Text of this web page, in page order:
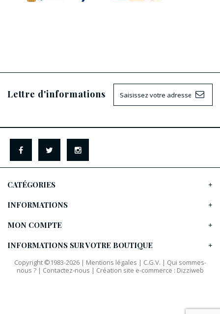
Lettre d'informations
CATÉGORIES
INFORMATIONS
MON COMPTE
INFORMATIONS SUR VOTRE BOUTIQUE
Copyright ©1983-2026 | Mentions légales | C.G.V. | Qui sommes-
nous ?| Contactez-nous | Création site e-commerce : Dizziweb